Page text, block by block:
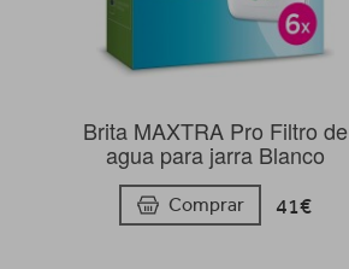
Brita MAXTRA Pro Filtro de
agua para jarra Blanco
Comprar 41€